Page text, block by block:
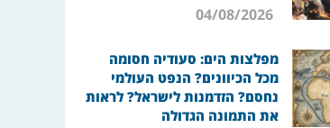
04/08/2026
מפלצות הים: סעודיה חסומה
מכל הכיוונים? הנפט העולמי
נחסם? הזדמנות לישראל? לראות
את התמונה הגדולה